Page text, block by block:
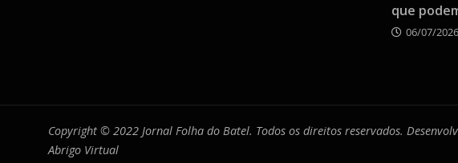
que
06/07/2026
Copyright © 2022 Jornal Folha do Batel. Todos os direitos reservados.
Abrigo Virtual